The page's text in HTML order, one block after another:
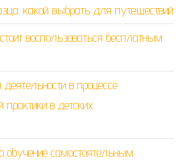
какой выбрать для путешествий
воспользоваться бесплатным
в процессе
практики в детских
обучение самостоятельным